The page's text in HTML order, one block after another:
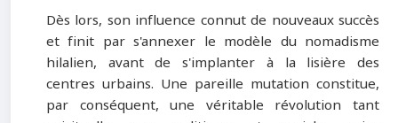
Dès lors, son influence connut de nouveaux succès
et finit par s'annexer le modèle du nomadisme
hilalien, avant de s'implanter à la lisière des
centres urbains. Une pareille mutation constitue,
par conséquent, une véritable révolution tant